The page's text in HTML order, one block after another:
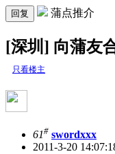
回复 蒲点推介
[深圳] 向蒲友
只看楼主
61# swordxxx
2011-3-20